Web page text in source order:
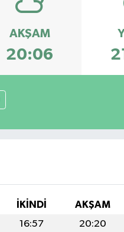
AKŞAM
20:06
İKINDI AKŞAM
16:57 20:20